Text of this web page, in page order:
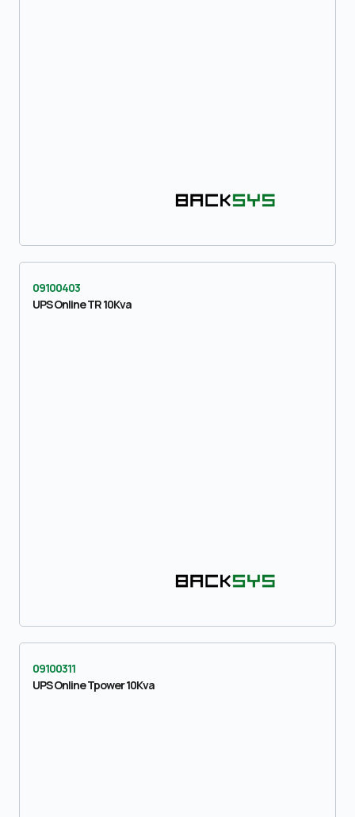
09100403
UPS Online TR 10Kva
09100311
UPS Online Tpower 10Kva